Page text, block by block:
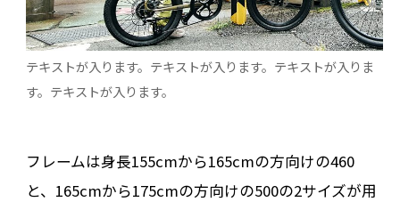
テキストが入ります。テキストが入ります。テキストが入りま
す。テキストが入ります。
フレームは身長155cmから165cmの方向けの460
と、165cmから175cmの方向けの500の2サイズが用